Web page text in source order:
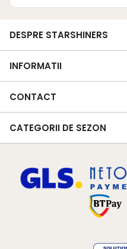
DESPRE STARSHINERS
INFORMATII
CONTACT
CATEGORII DE SEZON